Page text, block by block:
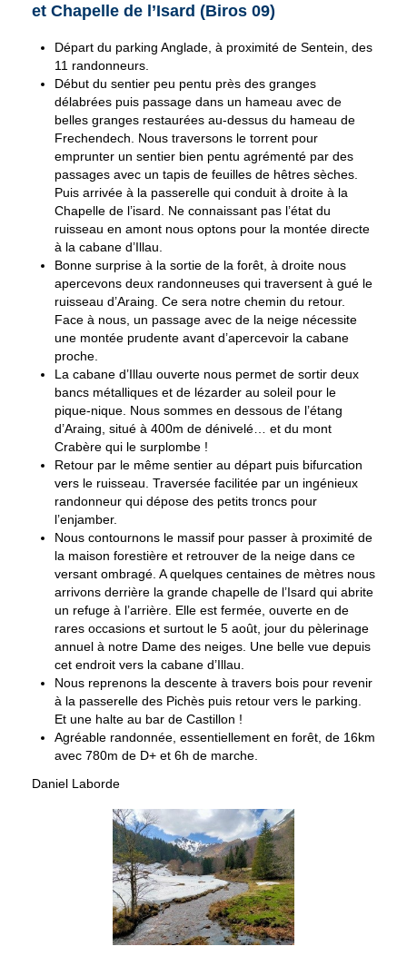
et Chapelle de l’Isard (Biros 09)
Départ du parking Anglade, à proximité de Sentein, des
11 randonneurs.
Début du sentier peu pentu près des granges
délabrées puis passage dans un hameau avec de
belles granges restaurées au-dessus du hameau de
Frechendech. Nous traversons le torrent pour
emprunter un sentier bien pentu agrémenté par des
passages avec un tapis de feuilles de hêtres sèches.
Puis arrivée à la passerelle qui conduit à droite à la
Chapelle de l’isard. Ne connaissant pas l’état du
ruisseau en amont nous optons pour la montée directe
à la cabane d’Illau.
Bonne surprise à la sortie de la forêt, à droite nous
apercevons deux randonneuses qui traversent à gué le
ruisseau d’Araing. Ce sera notre chemin du retour.
Face à nous, un passage avec de la neige nécessite
une montée prudente avant d’apercevoir la cabane
proche.
La cabane d’Illau ouverte nous permet de sortir deux
bancs métalliques et de lézarder au soleil pour le
pique-nique. Nous sommes en dessous de l’étang
d’Araing, situé à 400m de dénivelé… et du mont
Crabère qui le surplombe !
Retour par le même sentier au départ puis bifurcation
vers le ruisseau. Traversée facilitée par un ingénieux
randonneur qui dépose des petits troncs pour
l’enjamber.
Nous contournons le massif pour passer à proximité de
la maison forestière et retrouver de la neige dans ce
versant ombragé. A quelques centaines de mètres nous
arrivons derrière la grande chapelle de l’Isard qui abrite
un refuge à l’arrière. Elle est fermée, ouverte en de
rares occasions et surtout le 5 août, jour du pèlerinage
annuel à notre Dame des neiges. Une belle vue depuis
cet endroit vers la cabane d’Illau.
Nous reprenons la descente à travers bois pour revenir
à la passerelle des Pichès puis retour vers le parking.
Et une halte au bar de Castillon !
Agréable randonnée, essentiellement en forêt, de 16km
avec 780m de D+ et 6h de marche.
Daniel Laborde